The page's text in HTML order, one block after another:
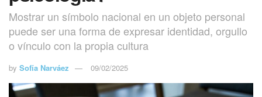
Mostrar un símbolo nacional en un objeto personal
puede ser una forma de expresar identidad, orgullo
o vínculo con la propia cultura
by Sofía Narváez 09/02/2025